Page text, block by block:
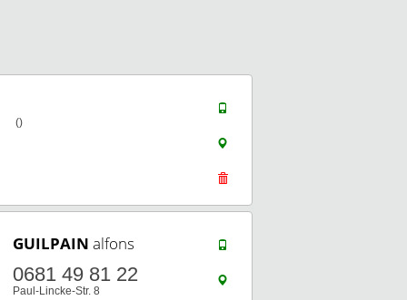
()
GUILPAIN alfons
0681 49 81 22
Paul-Lincke-Str. 8